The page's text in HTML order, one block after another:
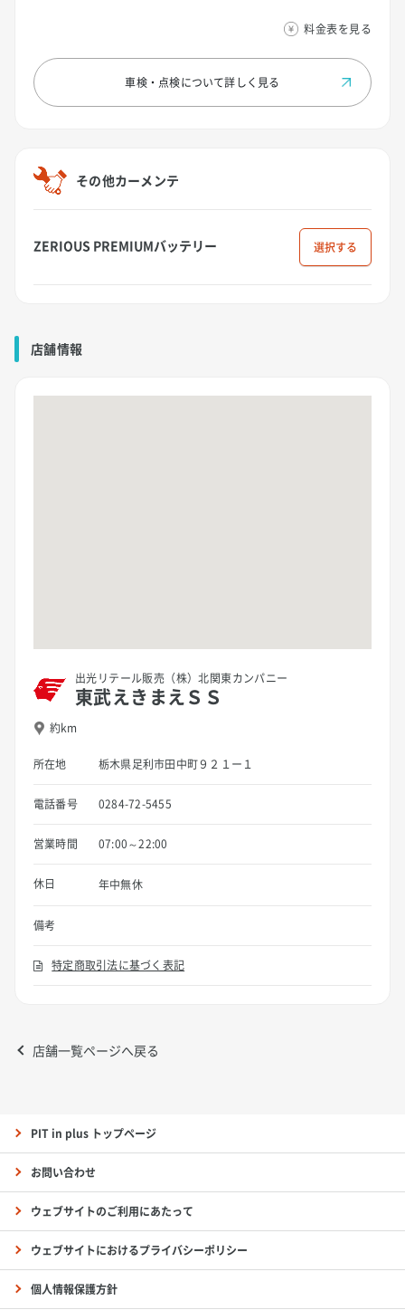
料金表を見る
車検・点検について詳しく見る
その他カーメンテ
ZERIOUS PREMIUMバッテリー 選択
店舗情報
出光リテール販売（株）北関東カンパニー
東武えきまえＳＳ
約km
所在地 栃木県足利市田中町９２１ー１
電話番号 0284-72-5455
営業時間 07:00～22:00
休日 年中無休
備考
特定商取引法に基づく表記
店舗一覧ページへ戻る
PIT in plus トップページ
お問い合わせ
ウェブサイトのご利用にあたって
ウェブサイトにおけるプライバシーポリシー
個人情報保護方針